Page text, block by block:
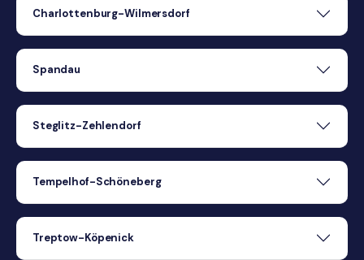
Charlottenburg-Wilmersdorf
Spandau
Steglitz-Zehlendorf
Tempelhof-Schöneberg
Treptow-Köpenick